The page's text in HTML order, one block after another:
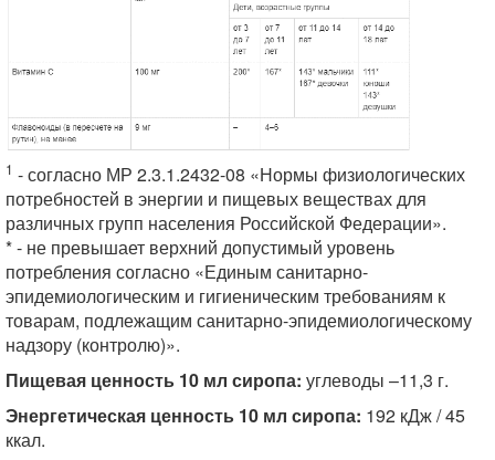
1 - согласно МР 2.3.1.2432-08 «Нормы физиологических
потребностей в энергии и пищевых веществах для
различных групп населения Российской Федерации».
* - не превышает верхний допустимый уровень
потребления согласно «Единым санитарно-
эпидемиологическим и гигиеническим требованиям к
товарам, подлежащим санитарно-эпидемиологическому
надзору (контролю)».
Пищевая ценность 10 мл сиропа: углеводы –11,3 г.
Энергетическая ценность 10 мл сиропа: 192 кДж / 45
ккал.